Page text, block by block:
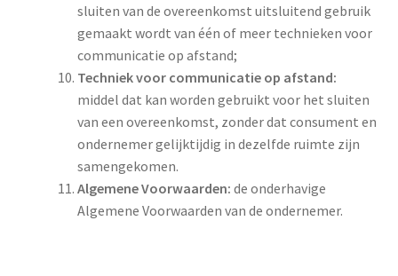
sluiten van de overeenkomst uitsluitend gebruik
gemaakt wordt van één of meer technieken voor
communicatie op afstand;
Techniek voor communicatie op afstand:
middel dat kan worden gebruikt voor het sluiten
van een overeenkomst, zonder dat consument en
ondernemer gelijktijdig in dezelfde ruimte zijn
samengekomen.
Algemene Voorwaarden: de onderhavige
Algemene Voorwaarden van de ondernemer.